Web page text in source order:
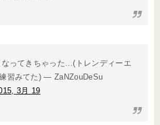
ってきちゃった…(トレンディーエ
習みてた) — ZaNZouDeSu
3月 19